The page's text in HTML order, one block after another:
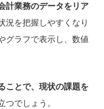
計業務のデータをリア
況を把握しやすくなり
グラフで表示し、数値
ことで、現状の課題を
つでしょう。